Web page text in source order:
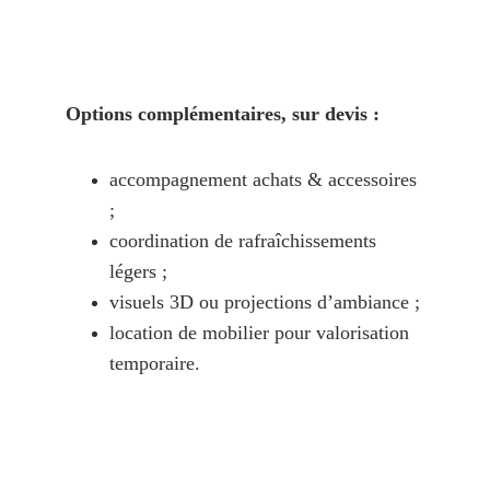
Options complémentaires, sur devis :
accompagnement achats & accessoires
;
coordination de rafraîchissements
légers ;
visuels 3D ou projections d’ambiance ;
location de mobilier pour valorisation
temporaire.